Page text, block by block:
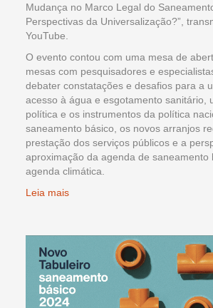
Mudança no Marco Legal do
Perspectivas da Universalização?”,
YouTube.
O evento contou com uma mesa de
mesas com pesquisadores e
debater constatações e desafios para a
acesso à água e esgotamento sanitário,
política e os instrumentos da política
saneamento básico, os novos arranjos
prestação dos serviços públicos e a
aproximação da agenda de saneamento
agenda climática.
Leia mais